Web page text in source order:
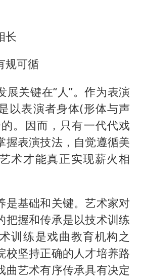
长
规可循
展关键在“人”。作为表演
以表演者身体(形体与声
。因而，只有一代代戏
握表演技法，自觉遵循美
术才能真正实现薪火相
是基础和关键。艺术家对
把握和传承是以技术训练
训练是戏曲教育机构之
校坚持正确的人才培养路
曲艺术有序传承具有决定